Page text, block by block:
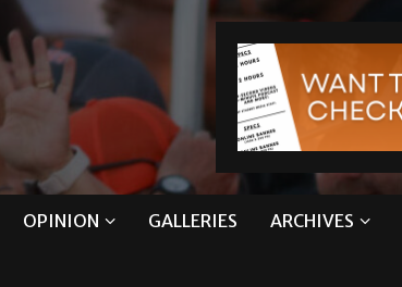
OPINION GALLERIES ARCHIVES